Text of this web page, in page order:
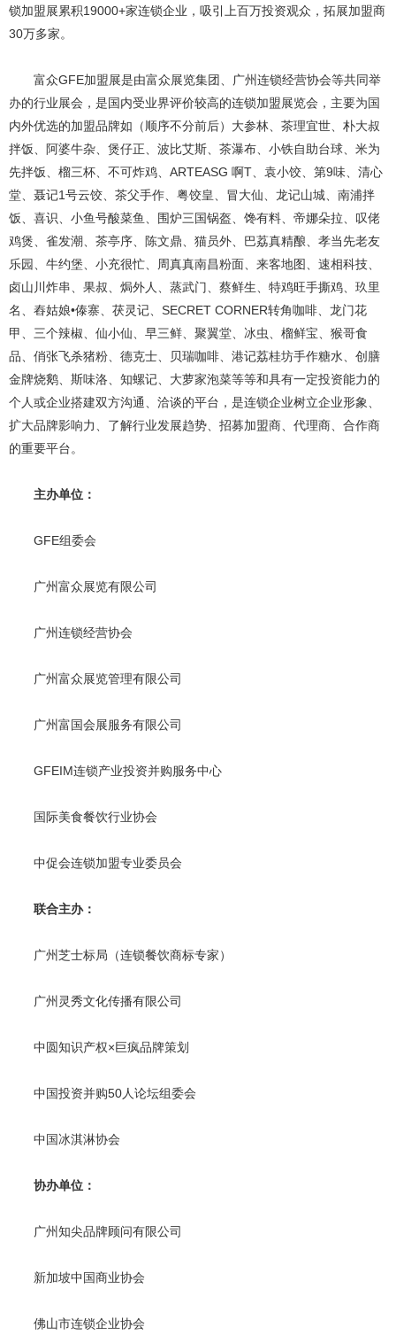
锁加盟展累积19000+家连锁企业，吸引上百万投资观众，拓展加盟商
30万多家。
富众GFE加盟展是由富众展览集团、广州连锁经营协会等共同举
办的行业展会，是国内受业界评价较高的连锁加盟展览会，主要为国
内外优选的加盟品牌如（顺序不分前后）大参林、茶理宜世、朴大叔
拌饭、阿婆牛杂、煲仔正、波比艾斯、茶瀑布、小铁自助台球、米为
先拌饭、榴三杯、不可炸鸡、ARTEASG 啊T、袁小饺、第9味、清心
堂、聂记1号云饺、茶父手作、粤饺皇、冒大仙、龙记山城、南浦拌
饭、喜识、小鱼号酸菜鱼、围炉三国锅盔、馋有料、帝娜朵拉、叹佬
鸡煲、雀发潮、茶亭序、陈文鼎、猫员外、巴荔真精酿、孝当先老友
乐园、牛约堡、小充很忙、周真真南昌粉面、来客地图、速相科技、
卤山川炸串、果叔、焗外人、蒸武门、蔡鲜生、特鸡旺手撕鸡、玖里
名、舂姑娘•傣寨、茯灵记、SECRET CORNER转角咖啡、龙门花
甲、三个辣椒、仙小仙、早三鲜、聚翼堂、冰虫、榴鲜宝、猴哥食
品、俏张飞杀猪粉、德克士、贝瑞咖啡、港记荔桂坊手作糖水、创膳
金牌烧鹅、斯味洛、知螺记、大萝家泡菜等等和具有一定投资能力的
个人或企业搭建双方沟通、洽谈的平台，是连锁企业树立企业形象、
扩大品牌影响力、了解行业发展趋势、招募加盟商、代理商、合作商
的重要平台。
主办单位：
GFE组委会
广州富众展览有限公司
广州连锁经营协会
广州富众展览管理有限公司
广州富国会展服务有限公司
GFEIM连锁产业投资并购服务中心
国际美食餐饮行业协会
中促会连锁加盟专业委员会
联合主办：
广州芝士标局（连锁餐饮商标专家）
广州灵秀文化传播有限公司
中圆知识产权×巨疯品牌策划
中国投资并购50人论坛组委会
中国冰淇淋协会
协办单位：
广州知尖品牌顾问有限公司
新加坡中国商业协会
佛山市连锁企业协会